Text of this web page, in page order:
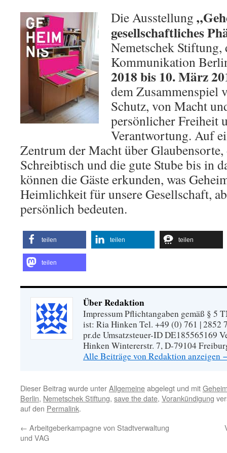
Die Ausstellung
gesellschaftliches
Nemetschek
Kommunikation
2018 bis 10. März
dem Zusammenspiel
Schutz, von Macht
persönlicher Freiheit
Verantwortung. Auf
Zentrum der Macht über Glaubensorte,
Schreibtisch und die gute Stube bis in
können die Gäste erkunden, was
Heimlichkeit für unsere Gesellschaft,
persönlich bedeuten.
teilen teilen teilen
teilen
Über Redaktion
Impressum Pflichtangaben gemäß § 5
ist: Ria Hinken Tel. +49 (0) 761 | 2852
pr.de Umsatzsteuer-ID DE185565169
Hinken Wintererstr. 7, D-79104
Alle Beiträge von Redaktion anzeigen
Dieser Beitrag wurde unterAllgemeineabgelegt und mit
Berlin, Nemetschek Stiftung, save the date, Vorankündigung
auf den Permalink.
← Arbeitgeberkampagne von Stadtverwaltung
und VAG